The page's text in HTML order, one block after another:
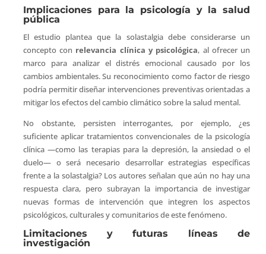
Implicaciones para la psicología y la salud
pública
El estudio plantea que la solastalgia debe considerarse un
concepto con relevancia clínica y psicológica, al ofrecer un
marco para analizar el distrés emocional causado por los
cambios ambientales. Su reconocimiento como factor de riesgo
podría permitir diseñar intervenciones preventivas orientadas a
mitigar los efectos del cambio climático sobre la salud mental.
No obstante, persisten interrogantes, por ejemplo, ¿es
suficiente aplicar tratamientos convencionales de la psicología
clínica —como las terapias para la depresión, la ansiedad o el
duelo— o será necesario desarrollar estrategias específicas
frente a la solastalgia? Los autores señalan que aún no hay una
respuesta clara, pero subrayan la importancia de investigar
nuevas formas de intervención que integren los aspectos
psicológicos, culturales y comunitarios de este fenómeno.
Limitaciones y futuras líneas de
investigación